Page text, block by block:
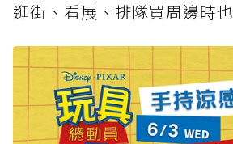
逛街、看展、排隊買周邊時